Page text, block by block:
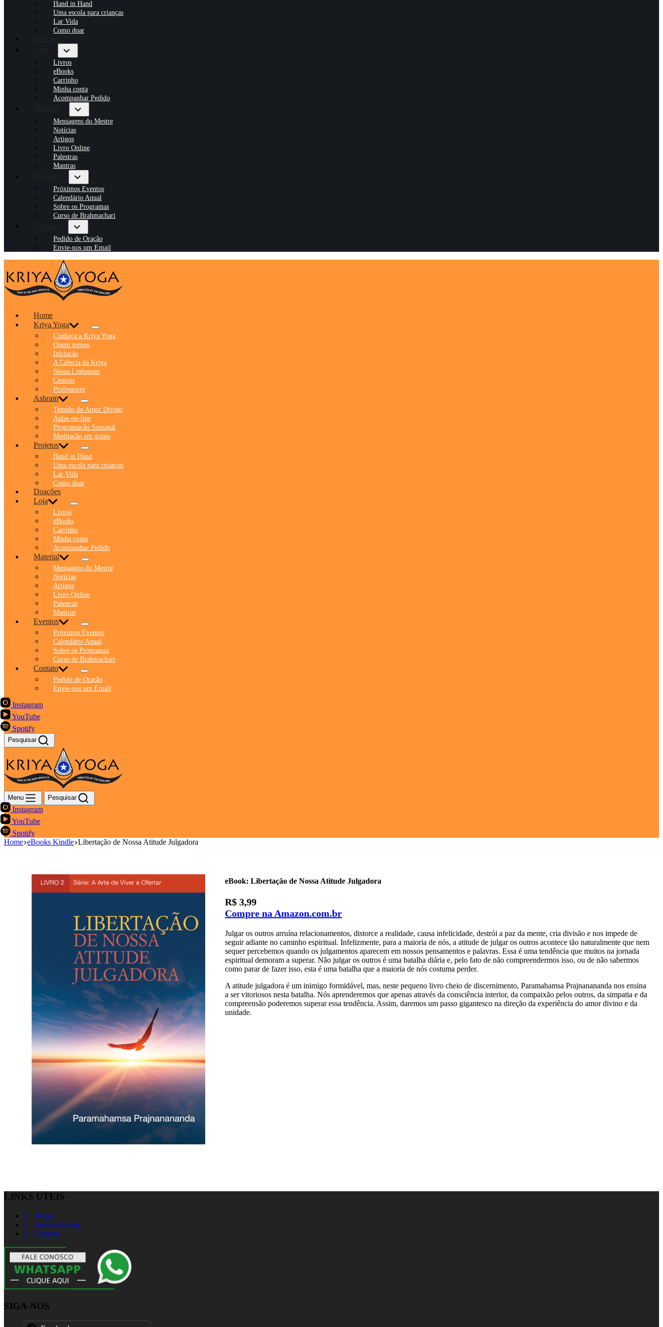
Hand in Hand
Uma escola para crianças
Lar Vida
Como doar
Livros
eBooks
Carrinho
Minha conta
Acompanhar Pedido
Mensagens do Mestre
Notícias
Artigos
Livro Online
Palestras
Mantras
Próximos Eventos
Calendário Anual
Sobre os Programas
Curso de Brahmachari
Pedido de Oração
Envie-nos um Email
Home
Kriya Yoga
Conheça a Kriya Yoga
Quem somos
Iniciação
A Ciência da Kriya
Nossa Linhagem
Centros
Professores
Ashram
Templo do Amor Divino
Aulas on-line
Programação Semanal
Meditação em grupo
Projetos
Hand in Hand
Uma escola para crianças
Lar Vida
Como doar
Doações
Loja
Livros
eBooks
Carrinho
Minha conta
Acompanhar Pedido
Material
Mensagens do Mestre
Notícias
Artigos
Livro Online
Palestras
Mantras
Eventos
Próximos Eventos
Calendário Anual
Sobre os Programas
Curso de Brahmachari
Contato
Pedido de Oração
Envie-nos um Email
Instagram
YouTube
Spotify
Pesquisar
Menu Pesquisar
Instagram
YouTube
Spotify
Home eBooks Kindle Libertação de Nossa Atitude Julgadora
eBook: Libertação de Nossa Atitude Julgadora
R$ 3,99
Compre na Amazon.com.br
Julgar os outros arruína relacionamentos, distorce a realidade, causa infelicidade, destrói a paz da mente, cria divisão e nos impede de
seguir adiante no caminho espiritual. Infelizmente, para a maioria de nós, a atitude de julgar os outros acontece tão naturalmente que nem
sequer percebemos quando os julgamentos aparecem em nossos pensamentos e palavras. Essa é uma tendência que muitos na jornada
espiritual demoram a superar. Não julgar os outros é uma batalha diária e, pelo fato de não compreendermos isso, ou de não sabermos
como parar de fazer isso, esta é uma batalha que a maioria de nós costuma perder.
A atitude julgadora é um inimigo formidável, mas, neste pequeno livro cheio de discernimento, Paramahamsa Prajnanananda nos ensina
a ser vitoriosos nesta batalha. Nós aprenderemos que apenas através da consciência interior, da compaixão pelos outros, da simpatia e da
compreensão poderemos superar essa tendência. Assim, daremos um passo gigantesco na direção da experiência do amor divino e da
unidade.
LINKS ÚTEIS
Home
learn.kriya.org
Contato
SIGA-NOS